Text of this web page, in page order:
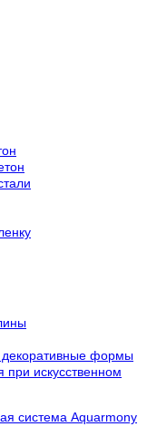
формы
искусственном
система Aquarmony